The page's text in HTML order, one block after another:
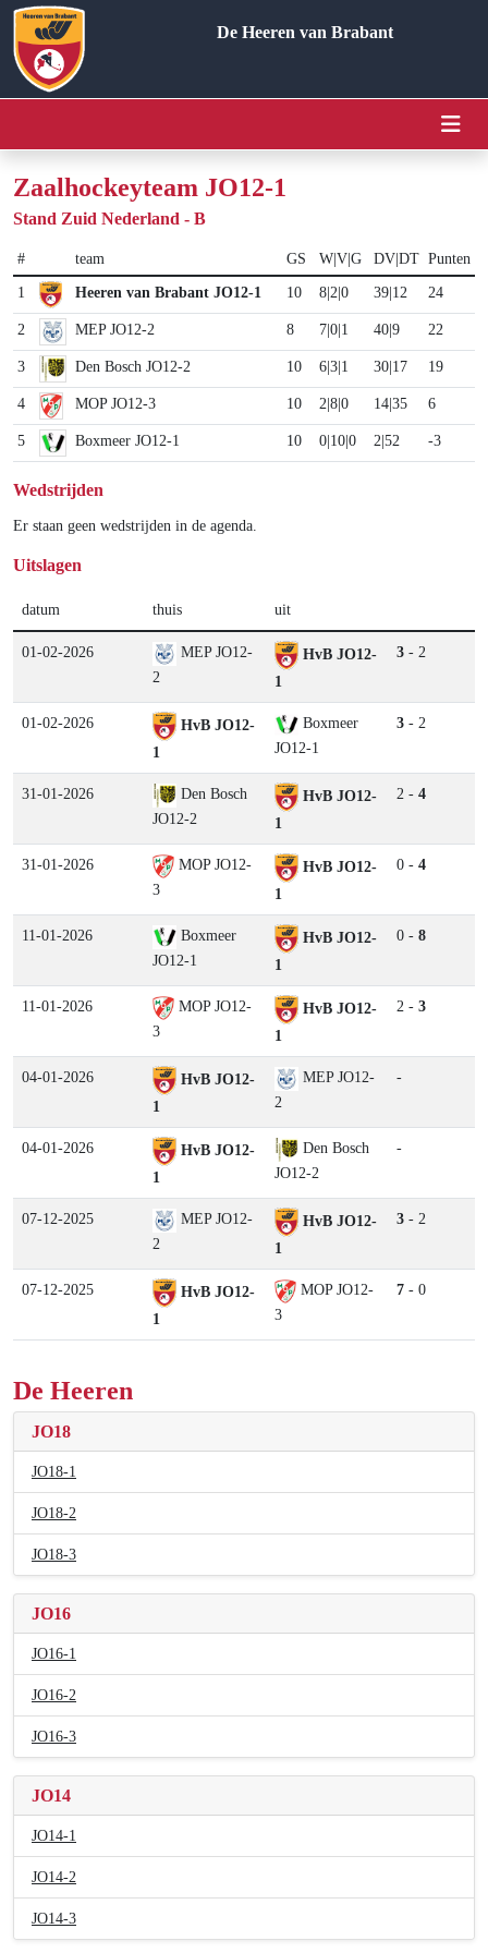
De Heeren van Brabant
Zaalhockeyteam JO12-1
Stand Zuid Nederland - B
# team GS W|V|G DV|DT Punten
1
Heeren van Brabant JO12-1 10 8|2|0 39|12 24
2 MEP JO12-2 8 7|0|1 40|9 22
3 Den Bosch JO12-2 10 6|3|1 30|17 19
4 MOP JO12-3 10 2|8|0 14|35 6
5 Boxmeer JO12-1 10 0|10|0 2|52 -3
Wedstrijden
Er staan geen wedstrijden in de agenda.
Uitslagen
datum thuis uit
01-02-2026
MEP JO12-
2
HvB JO12-
1
3 - 2
01-02-2026
HvB JO12-
1
Boxmeer
JO12-1
3 - 2
31-01-2026
Den Bosch
JO12-2
HvB JO12-
1
2 - 4
31-01-2026
MOP JO12-
3
HvB JO12-
1
0 - 4
11-01-2026
Boxmeer
JO12-1
HvB JO12-
1
0 - 8
11-01-2026
MOP JO12-
3
HvB JO12-
1
2 - 3
04-01-2026
HvB JO12-
1
MEP JO12-
2
-
04-01-2026
HvB JO12-
1
Den Bosch
JO12-2
-
07-12-2025
MEP JO12-
2
HvB JO12-
1
3 - 2
07-12-2025
HvB JO12-
1
MOP JO12-
3
7 - 0
De Heeren
JO18
JO18-1
JO18-2
JO18-3
JO16
JO16-1
JO16-2
JO16-3
JO14
JO14-1
JO14-2
JO14-3